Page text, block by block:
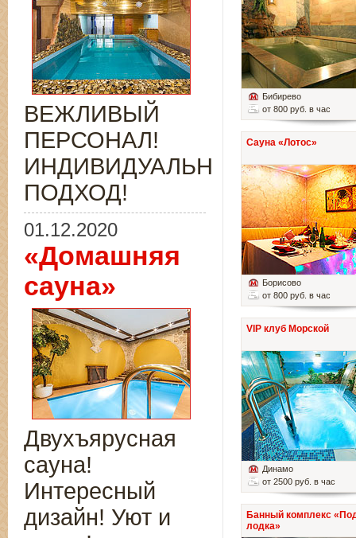
Бибирево
от 800 руб. в час
Сауна «Лотос»
Борисово
от 800 руб. в час
VIP клуб Морской
Динамо
от 2500 руб. в час
Банный комплекс
лодка»
ВЕЖЛИВЫЙ
ПЕРСОНАЛ!
ИНДИВИДУАЛЬНЫЙ
ПОДХОД!
01.12.2020
«Домашняя
сауна»
Двухъярусная
сауна!
Интересный
дизайн! Уют и